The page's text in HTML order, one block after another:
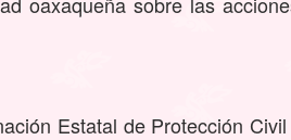
Estatal de Protección